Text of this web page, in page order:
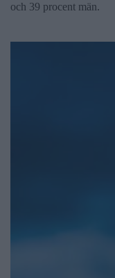
och 39 procent män.